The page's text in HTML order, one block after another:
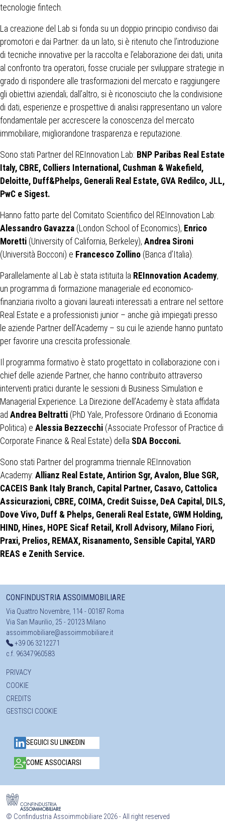
tecnologie fintech.
La creazione del Lab si fonda su un doppio principio condiviso dai
promotori e dai Partner: da un lato, si è ritenuto che l’introduzione
di tecniche innovative per la raccolta e l’elaborazione dei dati, unita
al confronto tra operatori, fosse cruciale per sviluppare strategie in
grado di rispondere alle trasformazioni del mercato e raggiungere
gli obiettivi aziendali; dall’altro, si è riconosciuto che la condivisione
di dati, esperienze e prospettive di analisi rappresentano un valore
fondamentale per accrescere la conoscenza del mercato
immobiliare, migliorandone trasparenza e reputazione.
Sono stati Partner del REInnovation Lab: BNP Paribas Real Estate
Italy, CBRE, Colliers International, Cushman & Wakefield,
Deloitte, Duff&Phelps, Generali Real Estate, GVA Redilco, JLL,
PwC e Sigest.
Hanno fatto parte del Comitato Scientifico del REInnovation Lab:
Alessandro Gavazza (London School of Economics), Enrico
Moretti (University of California, Berkeley), Andrea Sironi
(Università Bocconi) e Francesco Zollino (Banca d’Italia).
Parallelamente al Lab è stata istituita la REInnovation Academy,
un programma di formazione manageriale ed economico-
finanziaria rivolto a giovani laureati interessati a entrare nel settore
Real Estate e a professionisti junior – anche già impiegati presso
le aziende Partner dell’Academy – su cui le aziende hanno puntato
per favorire una crescita professionale.
Il programma formativo è stato progettato in collaborazione con i
chief delle aziende Partner, che hanno contribuito attraverso
interventi pratici durante le sessioni di Business Simulation e
Managerial Experience. La Direzione dell’Academy è stata affidata
ad Andrea Beltratti (PhD Yale, Professore Ordinario di Economia
Politica) e Alessia Bezzecchi (Associate Professor of Practice di
Corporate Finance & Real Estate) della SDA Bocconi.
Sono stati Partner del programma triennale REInnovation
Academy: Allianz Real Estate, Antirion Sgr, Avalon, Blue SGR,
CACEIS Bank Italy Branch, Capital Partner, Casavo, Cattolica
Assicurazioni, CBRE, COIMA, Credit Suisse, DeA Capital, DILS,
Dove Vivo, Duff & Phelps, Generali Real Estate, GWM Holding,
HIND, Hines, HOPE Sicaf Retail, Kroll Advisory, Milano Fiori,
Praxi, Prelios, REMAX, Risanamento, Sensible Capital, YARD
REAS e Zenith Service.
CONFINDUSTRIA ASSOIMMOBILIARE
Via Quattro Novembre, 114 - 00187 Roma
Via San Maurilio, 25 - 20123 Milano
assoimmobiliare@assoimmobiliare.it
+39 06 3212271
c.f. 96347960583
PRIVACY
COOKIE
CREDITS
GESTISCI COOKIE
SEGUICI SU LINKEDIN
COME ASSOCIARSI
© Confindustria Assoimmobiliare 2026 - All right reserved